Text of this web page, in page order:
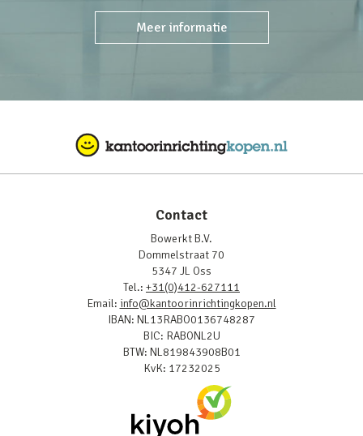
Meer informatie
Contact
Bowerkt B.V.
Dommelstraat 70
5347 JL Oss
Tel.: +31(0)412-627111
Email: info@kantoorinrichtingkopen.nl
IBAN: NL13RABO0136748287
BIC: RABONL2U
BTW: NL819843908B01
KvK: 17232025